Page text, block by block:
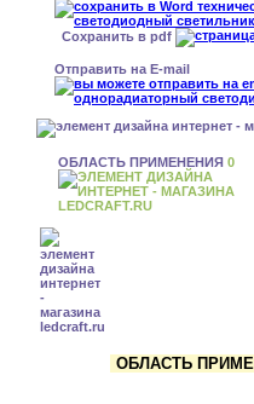
Сохранить в pdf
Отправить на E-mail
ОБЛАСТЬ ПРИМЕНЕНИЯ 0
ОБЛАСТЬ